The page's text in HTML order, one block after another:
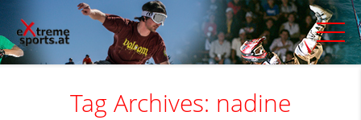
Tag Archives: nadine